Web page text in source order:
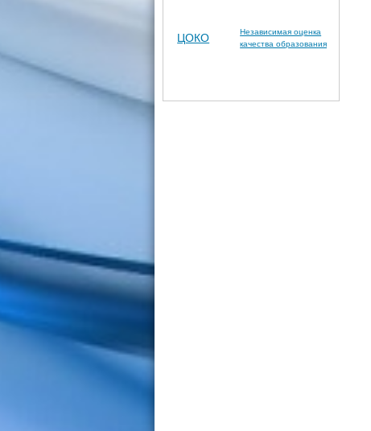
ЦОКО
Независимая оценка
качества образования